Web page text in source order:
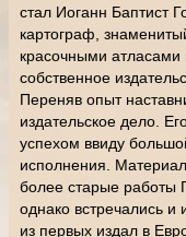
стал Иоганн Баптист
картограф,
красочными
собственное
Переняв опыт
издательское дело.
успехом ввиду
исполнения.
более старые работы
однако встречались
из первых издал в